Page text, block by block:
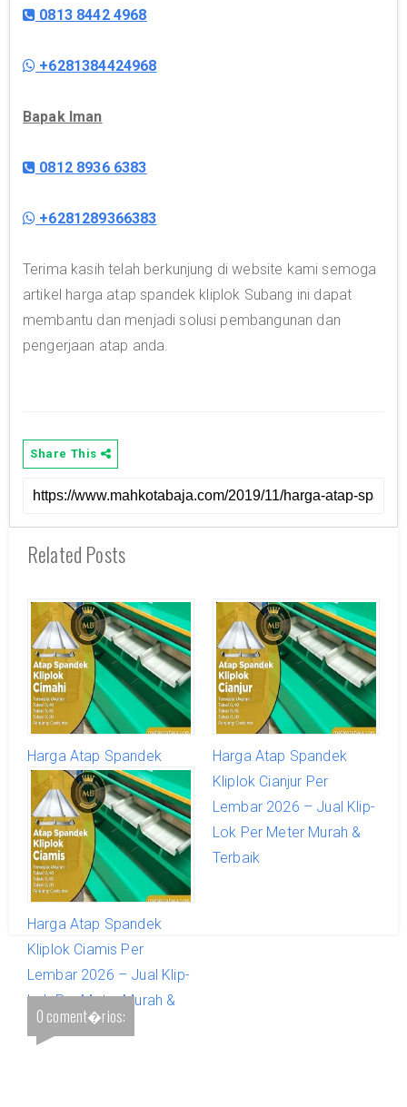
0813 8442 4968
+6281384424968
Bapak Iman
0812 8936 6383
+6281289366383
Terima kasih telah berkunjung di website kami semoga
artikel harga atap spandek kliplok Subang ini dapat
membantu dan menjadi solusi pembangunan dan
pengerjaan atap anda.
Share This
Related Posts
Harga Atap Spandek
Kliplok Cimahi Per
Lembar 2026 – Jual Klip-
Lok Per Meter Murah &
Terbaik
Harga Atap Spandek
Kliplok Cianjur Per
Lembar 2026 – Jual Klip-
Lok Per Meter Murah &
Terbaik
Harga Atap Spandek
Kliplok Ciamis Per
Lembar 2026 – Jual Klip-
Lok Per Meter Murah &
Terbaik
0 coment�rios: